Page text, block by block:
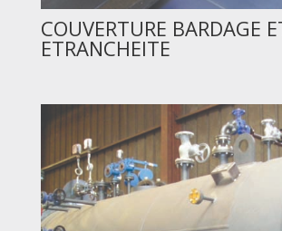
COUVERTURE BARDAGE
ETRANCHEITE